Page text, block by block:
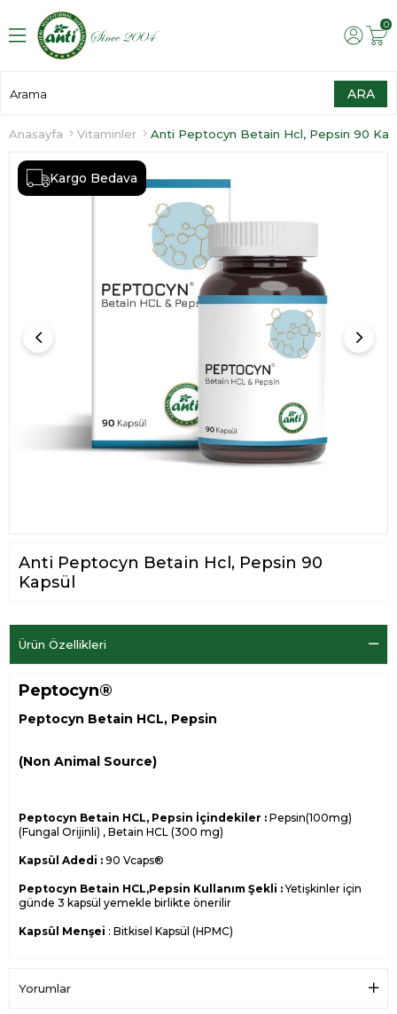
0
Anasayfa Vitaminler Anti Peptocyn Betain Hcl, Pepsin 90
Kargo Bedava
Anti Peptocyn Betain Hcl, Pepsin 90
Kapsül
Ürün Özellikleri
Peptocyn®
Peptocyn Betain HCL, Pepsin
(Non Animal Source)
Peptocyn Betain HCL, Pepsin İçindekiler : Pepsin(100mg)
(Fungal Orijinli) , Betain HCL (300 mg)
Kapsül Adedi : 90 Vcaps®
Peptocyn Betain HCL,Pepsin Kullanım Şekli :Yetişkinler için
günde 3 kapsül yemekle birlikte önerilir
Kapsül Menşei : Bitkisel Kapsül (HPMC)
Pepsin 100 mg 300 mg
Yorumlar